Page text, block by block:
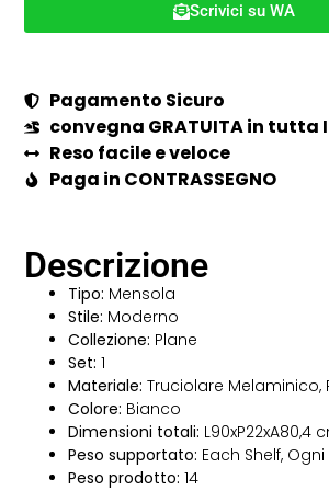
Scrivici su WA
Pagamento Sicuro
convegna GRATUITA in tutta
Reso facile e veloce
Paga in CONTRASSEGNO
Descrizione
Tipo: Mensola
Stile: Moderno
Collezione: Plane
Set:1
Materiale:Truciolare Melaminico,
Colore: Bianco
Dimensioni totali: L90xP22xA80,4
Peso supportato: Each Shelf,
Peso prodotto:14